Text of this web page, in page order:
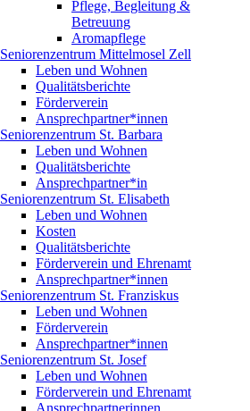
Pflege, Begleitung &
Betreuung
Aromapflege
Seniorenzentrum Mittelmosel Zell
Leben und Wohnen
Qualitätsberichte
Förderverein
Ansprechpartner*innen
Seniorenzentrum St. Barbara
Leben und Wohnen
Qualitätsberichte
Ansprechpartner*in
Seniorenzentrum St. Elisabeth
Leben und Wohnen
Kosten
Qualitätsberichte
Förderverein und Ehrenamt
Ansprechpartner*innen
Seniorenzentrum St. Franziskus
Leben und Wohnen
Förderverein
Ansprechpartner*innen
Seniorenzentrum St. Josef
Leben und Wohnen
Förderverein und Ehrenamt
Ansprechpartnerinnen